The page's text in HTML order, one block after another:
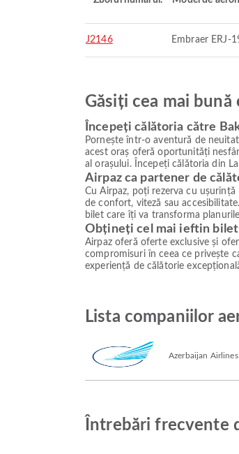
J2146 Embraer ERJ-
Găsiți cea mai
Începeți călătoria către
Pornește într-o aventură de
acest oraș oferă oportunități
al orașului. Începeți călătoria din
Airpaz ca partener de
Cu Airpaz, poți rezerva cu
de confort, viteză sau
bilet care îți va transforma
Obțineți cel mai ieftin bilet
Airpaz oferă oferte exclusive și
compromisuri în ceea ce privește
experiență de călătorie
Lista companiilor
Azerbaijan Airlines
Întrebări frecvente